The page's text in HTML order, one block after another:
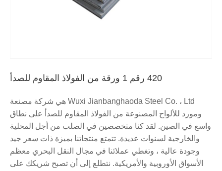
420 رقم 1 ورقة من الفولاذ المقاوم للصدأ
Wuxi Jianbanghaoda Steel Co. ، Ltd هي شركة مصنعة
ومورد للألواح المصنوعة من الفولاذ المقاوم للصدأ على نطاق
واسع في الصين. لقد كنا متخصصين في الصلب من أجل المحلية
والخارجية لسنوات عديدة. تتمتع منتجاتنا بميزة ذات سعر جيد
وجودة عالية ، وتغطي عملائنا في مجال النقل البحري معظم
الأسواق الأوروبية والأمريكية. نتطلع إلى أن تصبح شريكك على